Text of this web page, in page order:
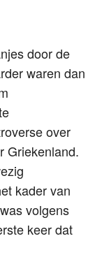
door de
waren dan
over
Griekenland.
kader van
volgens
keer dat